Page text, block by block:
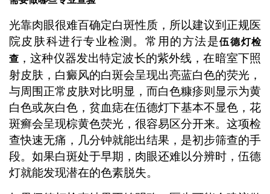
光靠肉眼很难百确定白斑性质，所以建议到正规医
院皮肤科进行专业检测。常用的方法是伍德灯检
查 ，这种仪器发出特定波长的紫外线，在暗室下照
射皮肤，白癜风的白斑会呈现出亮蓝白色的荧光，
与周围正常皮肤对比明显，而白色糠疹则显示为黄
白色或灰白色，贫血痣在伍德灯下基本不显色，花
斑癣会呈现棕黄色荧光，很容易区分开来。这项检
查快速无痛，几分钟就能出结果，是初步筛查的手
段。如果白斑处于早期，肉眼还难以分辨时，伍德
灯就能发现潜在的色素脱失。